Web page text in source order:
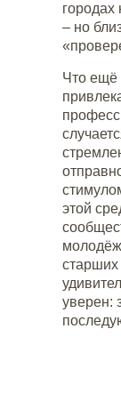
– но
Что ещё
этой
старших
уверен: